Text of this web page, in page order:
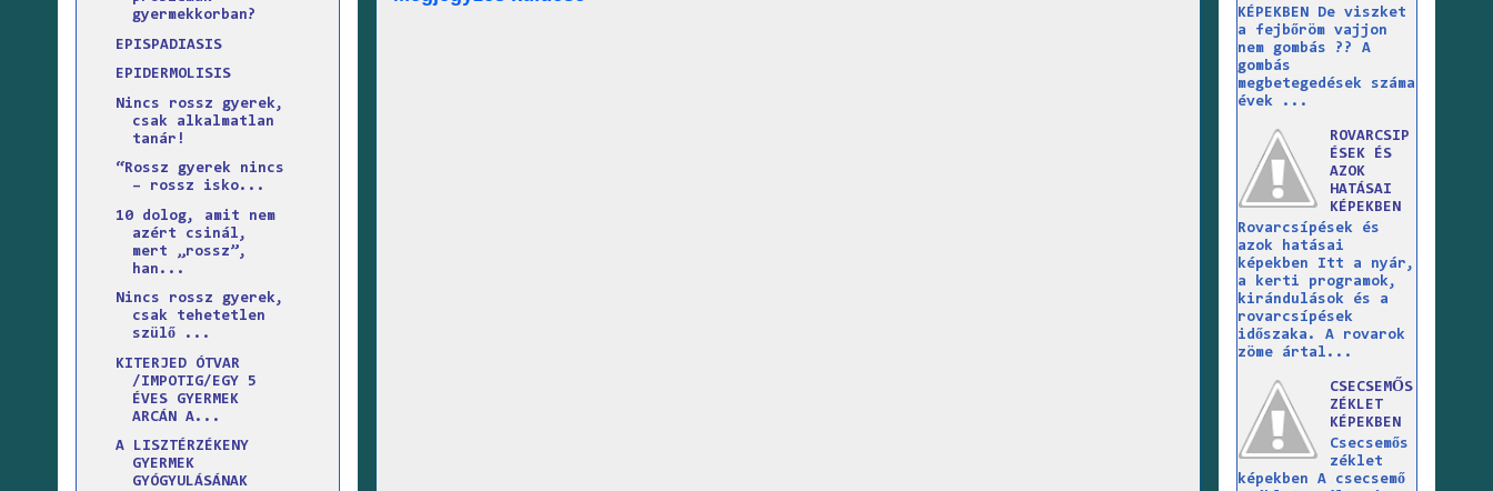
gyermekkorban?
EPISPADIASIS
EPIDERMOLISIS
Nincs rossz gyerek,
csak alkalmatlan
tanár!
“Rossz gyerek nincs
– rossz isko...
10 dolog, amit nem
azért csinál,
mert „rossz”,
han...
Nincs rossz gyerek,
csak tehetetlen
szülő ...
KITERJED ÓTVAR
/IMPOTIG/EGY 5
ÉVES GYERMEK
ARCÁN A...
A LISZTÉRZÉKENY
GYERMEK
GYÓGYULÁSÁNAK
KÉPEKBEN De viszket
a fejbőröm vajjon
nem gombás ?? A
gombás
megbetegedések száma
évek ...
ROVARCSIP
ÉSEK ÉS
AZOK
HATÁSAI
KÉPEKBEN
Rovarcsípések és
azok hatásai
képekben Itt a nyár,
a kerti programok,
kirándulások és a
rovarcsípések
időszaka. A rovarok
zöme ártal...
CSECSEMŐS
ZÉKLET
KÉPEKBEN
Csecsemős
zéklet
képekben A csecsemő